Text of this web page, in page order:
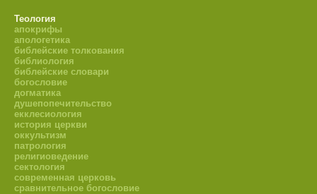
Теология
апокрифы
апологетика
библейские толкования
библиология
библейские словари
богословие
догматика
душепопечительство
екклесиология
история церкви
оккультизм
патрология
религиоведение
сектология
современная церковь
сравнительное богословие